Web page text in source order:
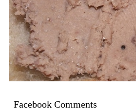
Facebook Comments